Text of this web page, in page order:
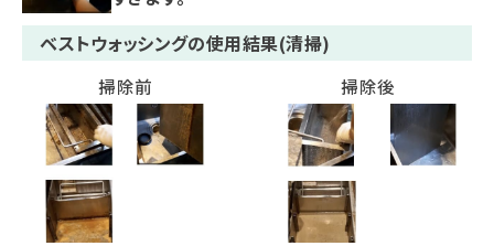
ベストウォッシングの使用結果(清掃)
掃除前 掃除後